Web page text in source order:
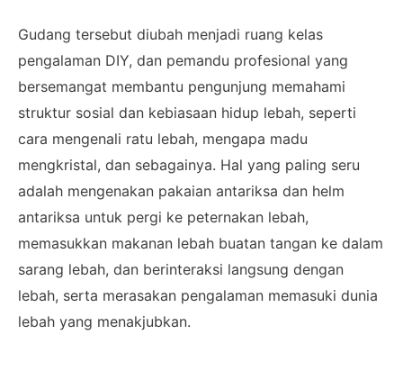
Gudang tersebut diubah menjadi ruang kelas
pengalaman DIY, dan pemandu profesional yang
bersemangat membantu pengunjung memahami
struktur sosial dan kebiasaan hidup lebah, seperti
cara mengenali ratu lebah, mengapa madu
mengkristal, dan sebagainya. Hal yang paling seru
adalah mengenakan pakaian antariksa dan helm
antariksa untuk pergi ke peternakan lebah,
memasukkan makanan lebah buatan tangan ke dalam
sarang lebah, dan berinteraksi langsung dengan
lebah, serta merasakan pengalaman memasuki dunia
lebah yang menakjubkan.